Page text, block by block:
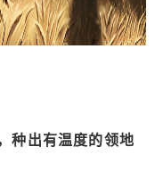
种出有温度的领地